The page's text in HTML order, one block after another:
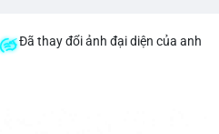
Đã thay đổi ảnh đại diện của anh